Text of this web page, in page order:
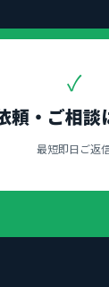
✓
頼・ご相談
最短即日ご返